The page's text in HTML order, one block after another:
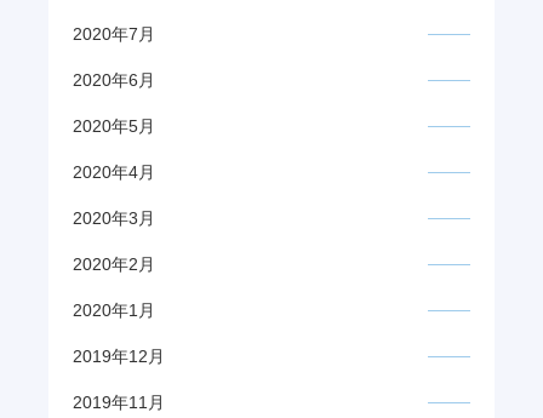
2020年7月
2020年6月
2020年5月
2020年4月
2020年3月
2020年2月
2020年1月
2019年12月
2019年11月